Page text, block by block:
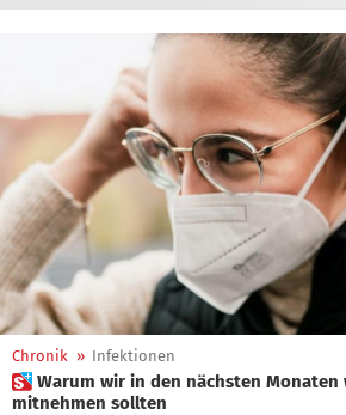
Chronik » Infektionen
 Warum wir in den nächsten Monaten wieder eine Maske
mitnehmen sollten